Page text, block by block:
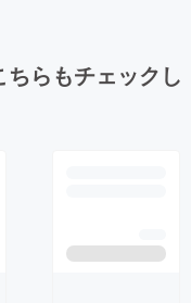
らもチェックし